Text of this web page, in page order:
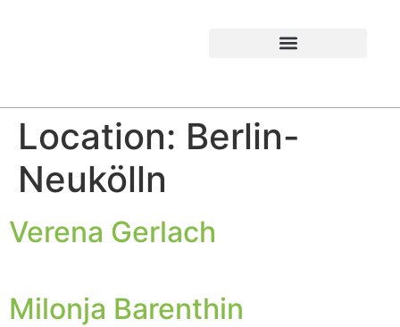
Location: Berlin-
Neukölln
Verena Gerlach
Milonja Barenthin